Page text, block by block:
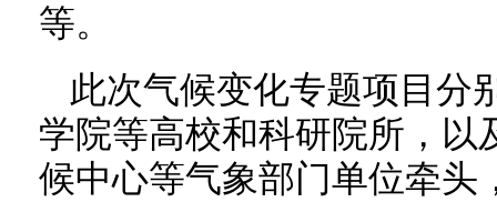
等。
此次气候变化专题项目分
学院等高校和科研院所，以
候中心等气象部门单位牵头